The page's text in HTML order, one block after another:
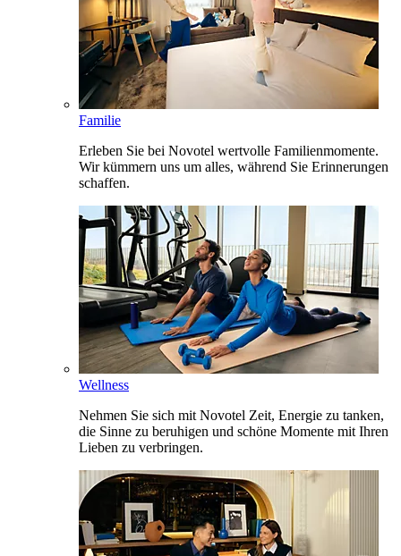
Familie
Erleben Sie bei Novotel wertvolle Familienmomente.
Wir kümmern uns um alles, während Sie Erinnerungen
schaffen.
Wellness
Nehmen Sie sich mit Novotel Zeit, Energie zu tanken,
die Sinne zu beruhigen und schöne Momente mit Ihren
Lieben zu verbringen.